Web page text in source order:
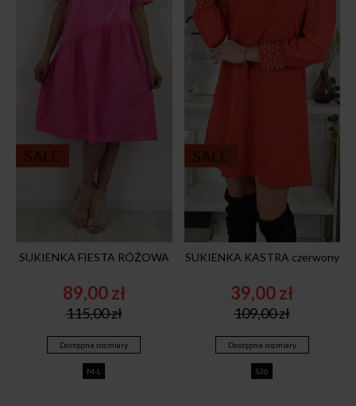
SALE
SUKIENKA FIESTA RÓŻOWA
115,00zł
Original
price
was:
115,00 zł.
89,00zł
Current
price
is:
89,00 zł.
Dostępne rozmiary
M-L
SALE
SUKIENKA KASTRA czerwony
109,00zł
Original
price
was:
109,00 zł.
39,00zł
Current
price
is:
39,00 zł.
Dostępne rozmiary
S36